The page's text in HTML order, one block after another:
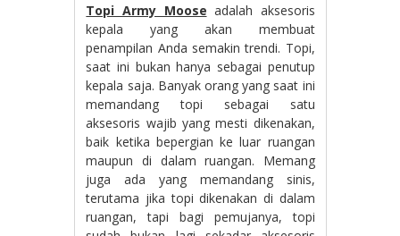
Topi Army Moose adalah aksesoris
kepala yang akan membuat
penampilan Anda semakin trendi. Topi,
saat ini bukan hanya sebagai penutup
kepala saja. Banyak orang yang saat ini
memandang topi sebagai satu
aksesoris wajib yang mesti dikenakan,
baik ketika bepergian ke luar ruangan
maupun di dalam ruangan. Memang
juga ada yang memandang sinis,
terutama jika topi dikenakan di dalam
ruangan, tapi bagi pemujanya, topi